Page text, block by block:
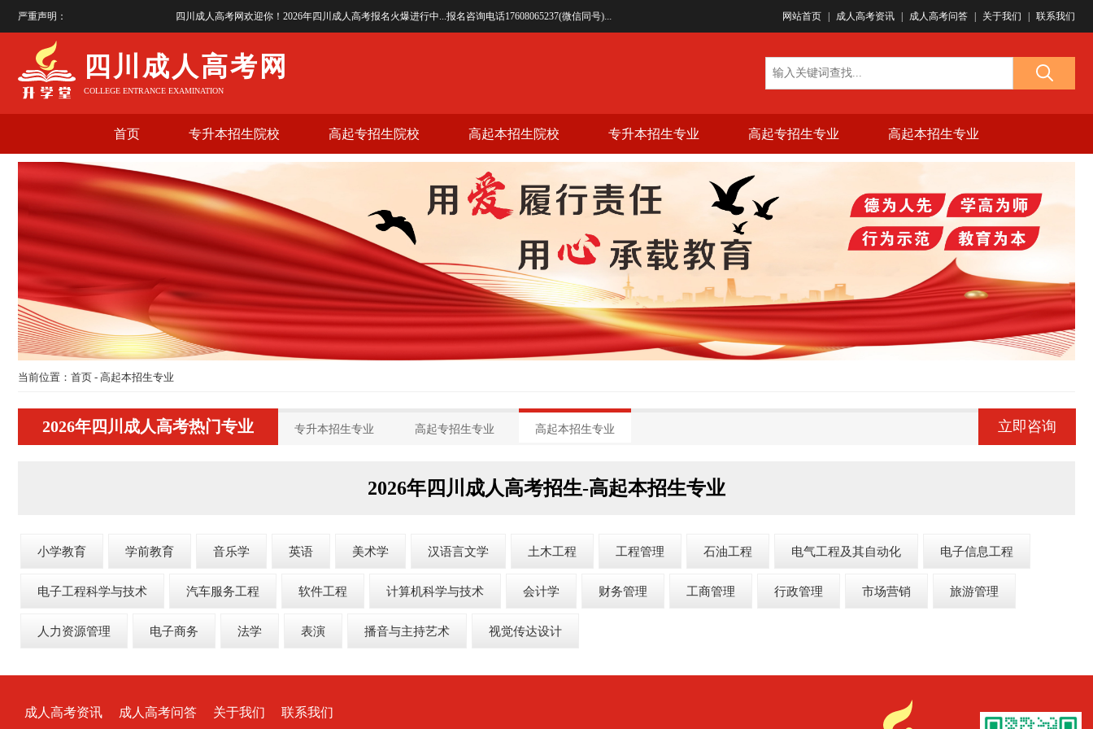
严重声明： 四川成人高考网欢迎你！2026年四川成人高考报名火爆进行中...报名咨询电话17608065237(微信同号)... 网站首页 成人高考资讯 成人高考问答 关于我们 联系我们
四川成人高考网
COLLEGE ENTRANCE EXAMINATION
首页 专升本招生院校 高起专招生院校 高起本招生院校 专升本招生专业 高起专招生专业 高起本招生专业
当前位置： 首页 - 高起本招生专业
2026年四川成人高考热门专业 专升本招生专业 高起专招生专业 高起本招生专业 立即咨询
2026年四川成人高考招生-高起本招生专业
小学教育 学前教育 音乐学 英语 美术学 汉语言文学 土木工程 工程管理 石油工程 电气工程及其自动化 电子信息工程
电子工程科学与技术 汽车服务工程 软件工程 计算机科学与技术 会计学 财务管理 工商管理 行政管理 市场营销 旅游管理
人力资源管理 电子商务 法学 表演 播音与主持艺术 视觉传达设计
成人高考资讯 成人高考问答 关于我们 联系我们